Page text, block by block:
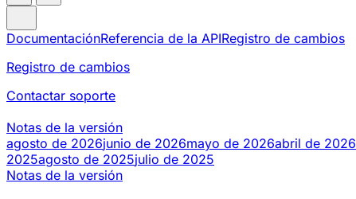
DocumentaciónReferencia de la APIRegistro de cambios
Registro de cambios
Contactar soporte
Notas de la versión
agosto de 2026junio de 2026mayo de 2026abril de 2026
2025agosto de 2025julio de 2025
Notas de la versión